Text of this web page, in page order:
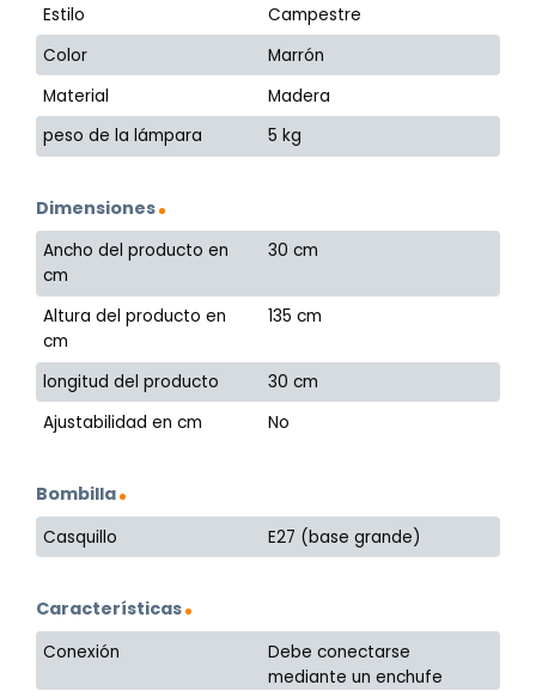
Estilo
Campestre
Color
Marrón
Material
Madera
peso de la lámpara
5 kg
Dimensiones
Ancho del producto en
cm
30 cm
Altura del producto en
cm
135 cm
longitud del producto
30 cm
Ajustabilidad en cm
No
Bombilla
Casquillo E27 (base grande)
Características
Conexión
Debe conectarse
mediante un enchufe